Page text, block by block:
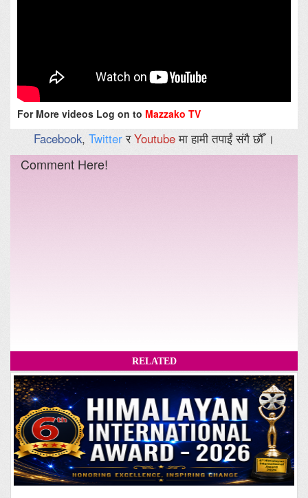
For More videos Log on to Mazzako TV
Facebook, TwitterरYoutubeमा हामी तपाईं संगै छौँ ।
Comment Here!
RELATED